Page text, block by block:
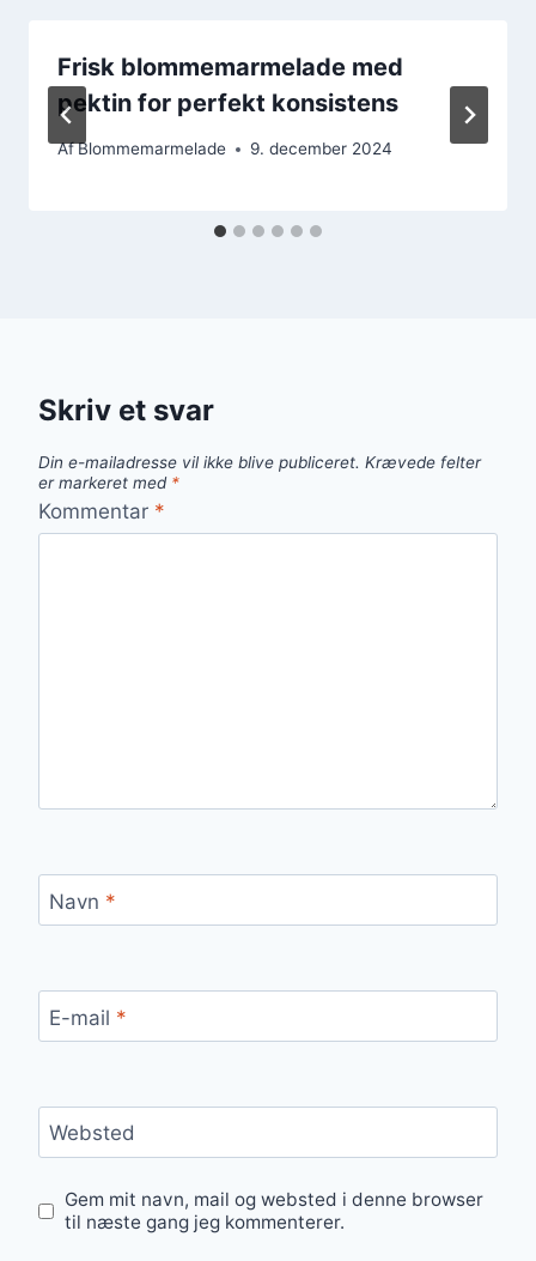
Frisk blommemarmelade med
pektin for perfekt konsistens
AfBlommemarmelade 9. december 2024
Skriv et svar
Din e-mailadresse vil ikke blive publiceret. Krævede felter
er markeret med *
Kommentar *
Navn *
E-mail *
Websted
Gem mit navn, mail og websted i denne browser
til næste gang jeg kommenterer.